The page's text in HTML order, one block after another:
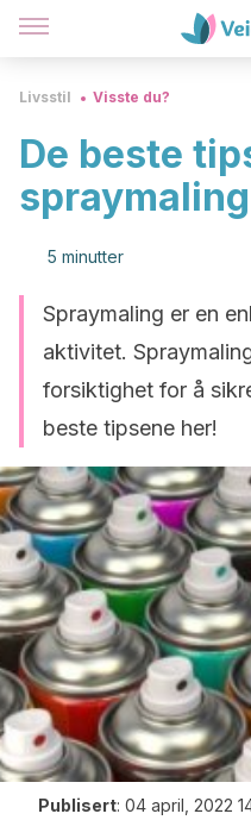
Livsstil Visste du?
De beste
spraymaling
5 minutter
Spraymaling er en
aktivitet.
forsiktighet for å
beste tipsene her!
Publisert: 04 april, 2022